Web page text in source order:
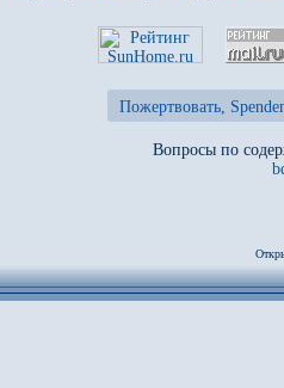
Пожертвовать,
Вопросы по